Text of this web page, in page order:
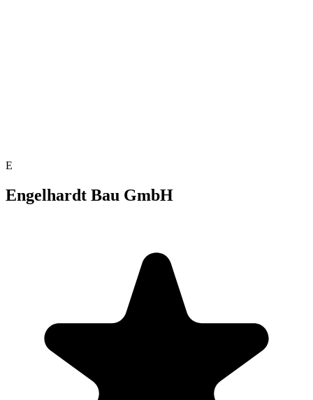
E
Engelhardt Bau GmbH